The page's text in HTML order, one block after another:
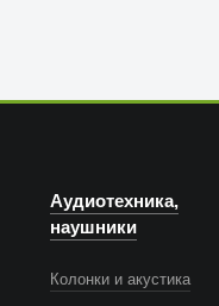
Аудиотехника,
наушники
Колонки и акустика